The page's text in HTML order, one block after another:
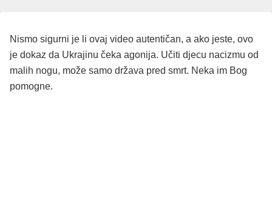
Nismo sigurni je li ovaj video autentičan, a ako jeste, ovo
je dokaz da Ukrajinu čeka agonija. Učiti djecu nacizmu od
malih nogu, može samo država pred smrt. Neka im Bog
pomogne.